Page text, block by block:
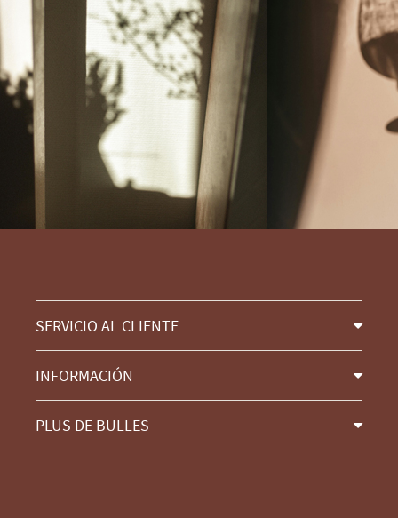
SERVICIO AL CLIENTE
INFORMACIÓN
PLUS DE BULLES